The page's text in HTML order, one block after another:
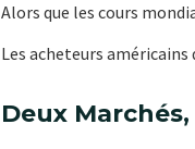
Alors que les cours
Les acheteurs
Deux